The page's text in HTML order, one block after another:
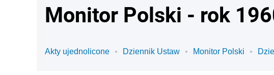
Monitor Polski - rok
Akty ujednolicone Dziennik Ustaw Monitor Polski